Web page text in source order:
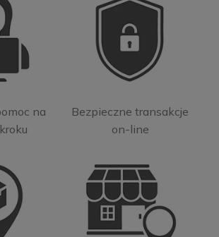
na
Bezpieczne transakcje
on-line